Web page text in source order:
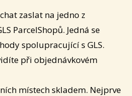
zaslat na jedno z
ParcelShopů. Jedná se
spolupracující s GLS.
při objednávkovém
místech skladem. Nejprve